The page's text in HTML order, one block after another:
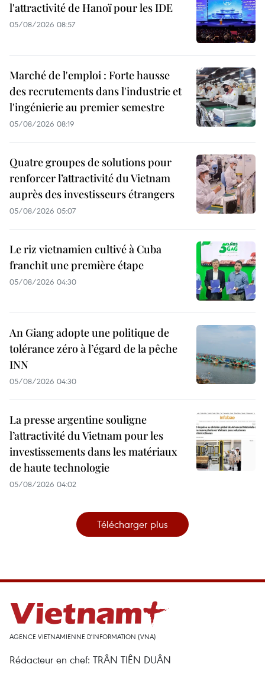
l'attractivité de Hanoï pour les IDE
05/08/2026 08:57
Marché de l'emploi : Forte hausse
des recrutements dans l'industrie et
l'ingénierie au premier semestre
05/08/2026 08:19
Quatre groupes de solutions pour
renforcer l’attractivité du Vietnam
auprès des investisseurs étrangers
05/08/2026 05:07
Le riz vietnamien cultivé à Cuba
franchit une première étape
05/08/2026 04:30
An Giang adopte une politique de
tolérance zéro à l’égard de la pêche
INN
05/08/2026 04:30
La presse argentine souligne
l’attractivité du Vietnam pour les
investissements dans les matériaux
de haute technologie
05/08/2026 04:02
Télécharger plus
AGENCE VIETNAMIENNE D'INFORMATION (VNA)
Rédacteur en chef: TRÂN TIÊN DUÂN